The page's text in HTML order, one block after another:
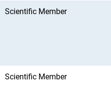
Scientific Member
Scientific Member